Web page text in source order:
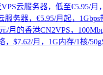
云服务器，低至€5.95/月
服务器，€5.95/月起，1Gbps
/月的香港CN2VPS，
，$7.62/月，1G内存/1核/